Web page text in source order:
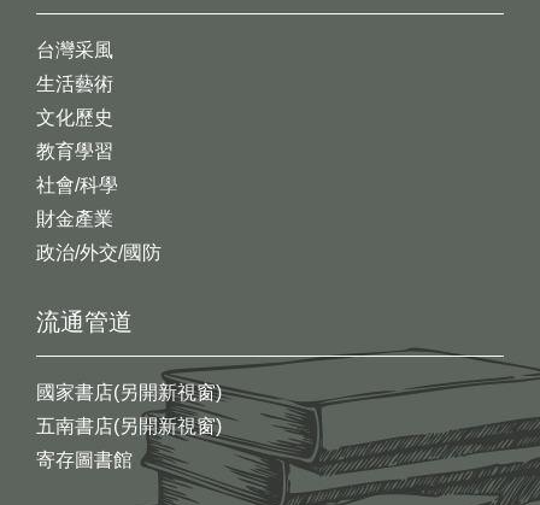
台灣采風
生活藝術
文化歷史
教育學習
社會/科學
財金產業
政治/外交/國防
流通管道
國家書店(另開新視窗)
五南書店(另開新視窗)
寄存圖書館